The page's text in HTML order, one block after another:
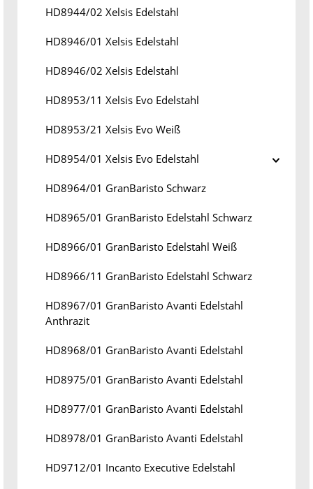
HD8944/02 Xelsis Edelstahl
HD8946/01 Xelsis Edelstahl
HD8946/02 Xelsis Edelstahl
HD8953/11 Xelsis Evo Edelstahl
HD8953/21 Xelsis Evo Weiß
HD8954/01 Xelsis Evo Edelstahl
HD8964/01 GranBaristo Schwarz
HD8965/01 GranBaristo Edelstahl Schwarz
HD8966/01 GranBaristo Edelstahl Weiß
HD8966/11 GranBaristo Edelstahl Schwarz
HD8967/01 GranBaristo Avanti Edelstahl
Anthrazit
HD8968/01 GranBaristo Avanti Edelstahl
HD8975/01 GranBaristo Avanti Edelstahl
HD8977/01 GranBaristo Avanti Edelstahl
HD8978/01 GranBaristo Avanti Edelstahl
HD9712/01 Incanto Executive Edelstahl